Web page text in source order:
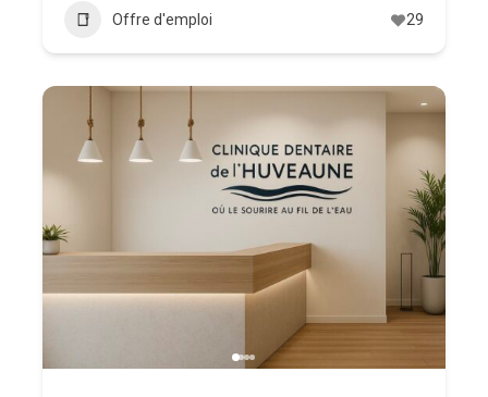
Offre d'emploi 29